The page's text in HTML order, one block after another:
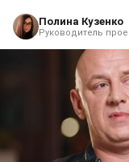
Полина Кузенко
Руководитель